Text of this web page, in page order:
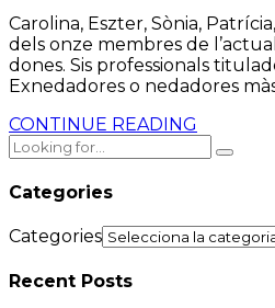
Carolina, Eszter, Sònia,
dels onze membres de
dones. Sis professionals
Exnedadores o nedadores
CONTINUE READING
Categories
Categories
Recent Posts